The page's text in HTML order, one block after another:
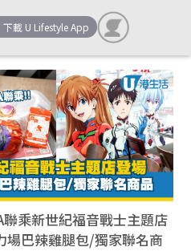
下載 U Lifestyle App
聯乘新世紀福音戰士主題店
場巴辣雞腿包/獨家聯名商